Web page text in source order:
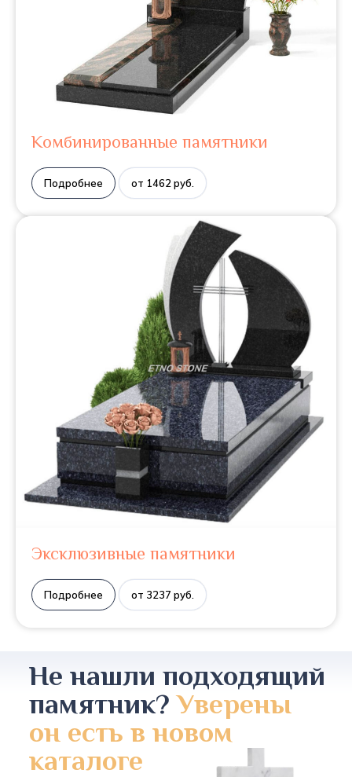
Комбинированные памятники
Подробнее от 1462 руб.
Эксклюзивные памятники
Подробнее от 3237 руб.
Не нашли подходящий
памятник?Уверены
он есть в новом
каталоге